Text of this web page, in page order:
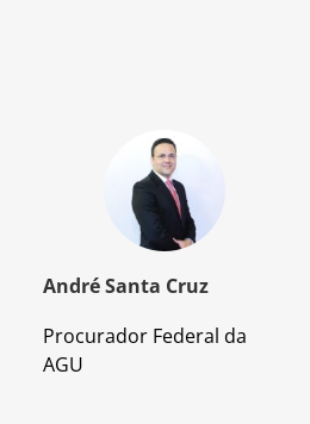
André Santa Cruz
Procurador Federal da
AGU